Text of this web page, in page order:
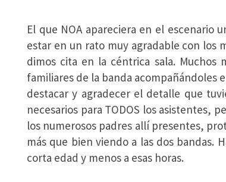
El que NOA apareciera en el escenario
estar en un rato muy agradable con los
dimos cita en la céntrica sala. Muchos
familiares de la banda acompañándoles
destacar y agradecer el detalle que
necesarios para TODOS los asistentes,
los numerosos padres allí presentes,
más que bien viendo a las dos bandas.
corta edad y menos a esas horas.